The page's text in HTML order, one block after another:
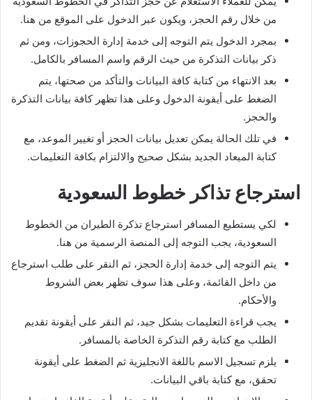
من خلال رقم الحجز، ويكون عبر الدخول على الموقع من هنا.
بمجرد الدخول يتم التوجه إلى خدمة إدارة الحجوزات، ومن ثم
ذكر بيانات التذكرة من حيث الرقم واسم المسافر بالكامل.
بعد الانتهاء من كتابة كافة البيانات والتأكد من صحتها، يتم
الضغط على أيقونة الدخول وعلى هذا تظهر كافة بيانات التذكرة
والحجز.
في تلك الحالة يمكن تعديل بيانات الحجز أو تغيير الموعد، مع
كتابة الميعاد الجديد بشكل صحيح والالتزام بكافة التعليمات.
استرجاع تذاكر خطوط السعودية
لكي يستطيع المسافر استرجاع تذكرة الطيران من الخطوط
السعودية، يجب التوجه إلى المنصة الرسمية من هنا.
يتم التوجه إلى خدمة إدارة الحجز، ثم النقر على طلب استرجاع
من داخل القائمة، وعلى هذا سوف تظهر بعض الشروط
والأحكام.
يجب قراءة التعليمات بشكل جيد، ثم النقر على أيقونة تقديم
الطلب مع كتابة رقم التذكرة الخاصة بالمسافر.
يلزم تسجيل الاسم باللغة الانجليزية ثم الضغط على أيقونة
تحقق، مع كتابة باقي البيانات.